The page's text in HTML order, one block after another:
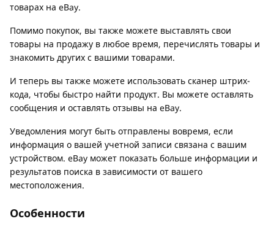
товарах на eBay.
Помимо покупок, вы также можете выставлять свои
товары на продажу в любое время, перечислять товары и
знакомить других с вашими товарами.
И теперь вы также можете использовать сканер штрих-
кода, чтобы быстро найти продукт. Вы можете оставлять
сообщения и оставлять отзывы на eBay.
Уведомления могут быть отправлены вовремя, если
информация о вашей учетной записи связана с вашим
устройством. eBay может показать больше информации и
результатов поиска в зависимости от вашего
местоположения.
Особенности